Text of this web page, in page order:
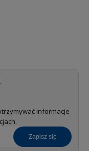
informacje
zapisz się